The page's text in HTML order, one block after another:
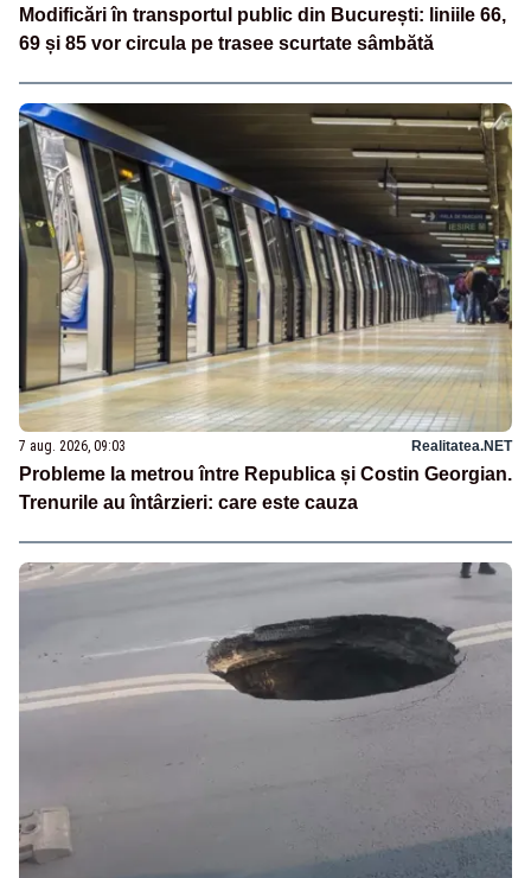
Modificări în transportul public din București: liniile 66,
69 și 85 vor circula pe trasee scurtate sâmbătă
7 aug. 2026, 09:03 Realitatea.NET
Probleme la metrou între Republica și Costin Georgian.
Trenurile au întârzieri: care este cauza